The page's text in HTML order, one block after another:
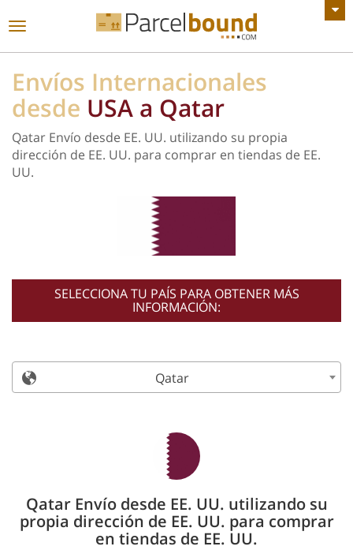
VER TODOS LOS ANUNCIOS
Navegación
Envíos Internacionales
desde USA a Qatar
Qatar Envío desde EE. UU. utilizando su propia
dirección de EE. UU. para comprar en tiendas de EE.
UU.
SELECCIONA TU PAÍS PARA OBTENER MÁS
INFORMACIÓN:
Qatar
Qatar Envío desde EE. UU. utilizando su
propia dirección de EE. UU. para comprar
en tiendas de EE. UU.